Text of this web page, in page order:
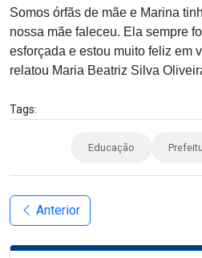
Somos órfãs de mãe e Marina
nossa mãe faleceu. Ela sempre
esforçada e estou muito feliz em
relatou Maria Beatriz Silva
Tags:
Educação
Anterior